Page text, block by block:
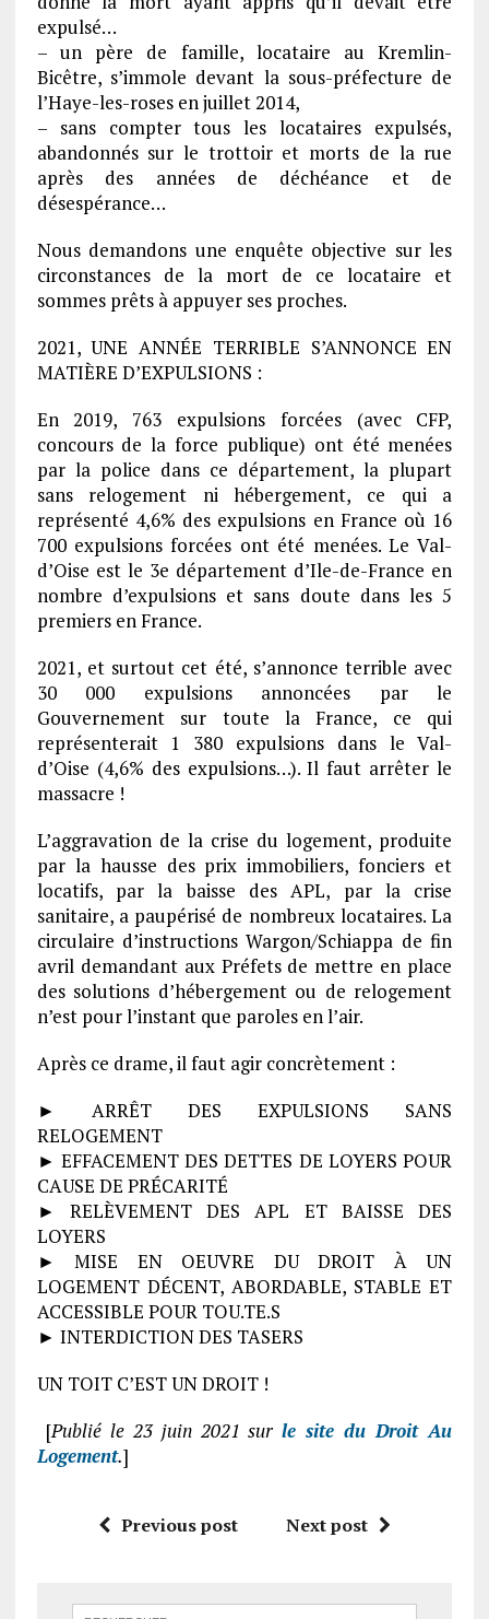
expulsé…
– un père de famille, locataire au Kremlin-
Bicêtre, s’immole devant la sous-préfecture de
l’Haye-les-roses en juillet 2014,
– sans compter tous les locataires expulsés,
abandonnés sur le trottoir et morts de la rue
après des années de déchéance et de
désespérance…
Nous demandons une enquête objective sur les
circonstances de la mort de ce locataire et
sommes prêts à appuyer ses proches.
2021, UNE ANNÉE TERRIBLE S’ANNONCE EN
MATIÈRE D’EXPULSIONS :
En 2019, 763 expulsions forcées (avec CFP,
concours de la force publique) ont été menées
par la police dans ce département, la plupart
sans relogement ni hébergement, ce qui a
représenté 4,6% des expulsions en France où 16
700 expulsions forcées ont été menées. Le Val-
d’Oise est le 3e département d’Ile-de-France en
nombre d’expulsions et sans doute dans les 5
premiers en France.
2021, et surtout cet été, s’annonce terrible avec
30 000 expulsions annoncées par le
Gouvernement sur toute la France, ce qui
représenterait 1 380 expulsions dans le Val-
d’Oise (4,6% des expulsions…). Il faut arrêter le
massacre !
L’aggravation de la crise du logement, produite
par la hausse des prix immobiliers, fonciers et
locatifs, par la baisse des APL, par la crise
sanitaire, a paupérisé de nombreux locataires. La
circulaire d’instructions Wargon/Schiappa de fin
avril demandant aux Préfets de mettre en place
des solutions d’hébergement ou de relogement
n’est pour l’instant que paroles en l’air.
Après ce drame, il faut agir concrètement :
► ARRÊT DES EXPULSIONS SANS
RELOGEMENT
► EFFACEMENT DES DETTES DE LOYERS POUR
CAUSE DE PRÉCARITÉ
► RELÈVEMENT DES APL ET BAISSE DES
LOYERS
► MISE EN OEUVRE DU DROIT À UN
LOGEMENT DÉCENT, ABORDABLE, STABLE ET
ACCESSIBLE POUR TOU.TE.S
► INTERDICTION DES TASERS
UN TOIT C’EST UN DROIT !
[Publié le 23 juin 2021 surle site du Droit Au
Logement.]
Previous post Next post